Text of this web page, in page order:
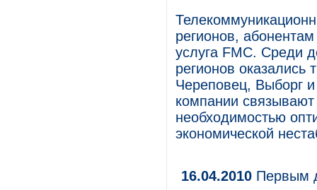
регионов,
услуга FMC. Среди
регионов оказались
Череповец, Выборг
компании
необходимостью
экономической
16.04.2010 Первым